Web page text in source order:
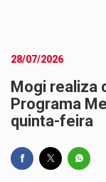
28/07/2026
Mogi realiza
Programa
quinta-feira